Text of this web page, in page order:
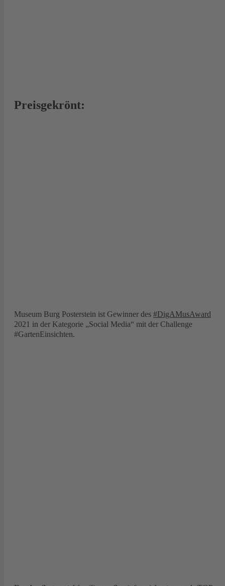
Preisgekrönt:
Museum Burg Posterstein ist Gewinner des #DigAMusAward
2021 in der Kategorie „Social Media“ mit der Challenge
#GartenEinsichten.